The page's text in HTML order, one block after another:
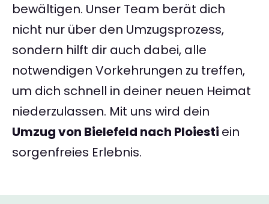
bewältigen. Unser Team berät dich
nicht nur über den Umzugsprozess,
sondern hilft dir auch dabei, alle
notwendigen Vorkehrungen zu treffen,
um dich schnell in deiner neuen Heimat
niederzulassen. Mit uns wird dein
Umzug von Bielefeld nach Ploiesti ein
sorgenfreies Erlebnis.